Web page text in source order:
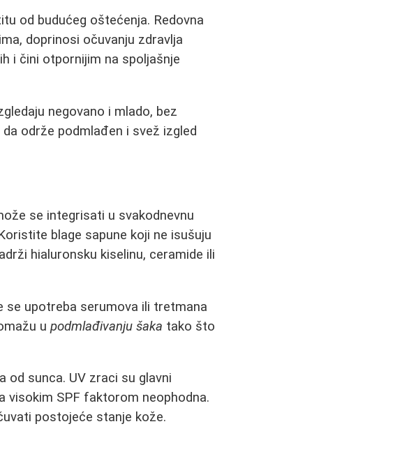
od budućeg oštećenja. Redovna
doprinosi očuvanju zdravlja
i čini otpornijim na spoljašnje
negovano i mlado, bez
održe podmlađen i svež izgled
se integrisati u svakodnevnu
blage sapune koji ne isušuju
hialuronsku kiselinu, ceramide ili
se upotreba serumova ili tretmana
upodmlađivanju šaka tako što
od sunca. UV zraci su glavni
visokim SPF faktorom neophodna.
postojeće stanje kože.